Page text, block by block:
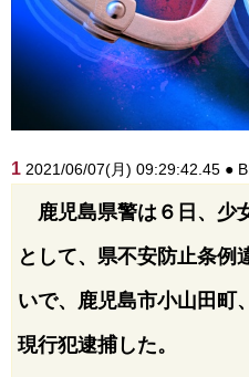
1 2021/06/07(月) 09:29:42.45 ●
鹿児島県警は６日、少
として、県不安防止条例
いで、鹿児島市小山田町
現行犯逮捕した。